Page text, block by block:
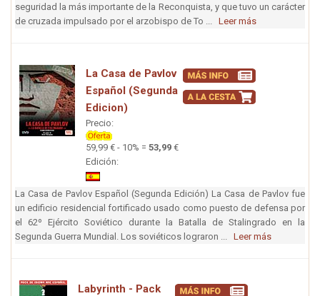
seguridad la más importante de la Reconquista, y que tuvo un carácter
de cruzada impulsado por el arzobispo de To ... Leer más
La Casa de Pavlov
Español (Segunda
Edicion)
Precio:
59,99 € - 10% = 53,99 €
Edición:
La Casa de Pavlov Español (Segunda Edición) La Casa de Pavlov fue
un edificio residencial fortificado usado como puesto de defensa por
el 62º Ejército Soviético durante la Batalla de Stalingrado en la
Segunda Guerra Mundial. Los soviéticos lograron ... Leer más
Labyrinth - Pack